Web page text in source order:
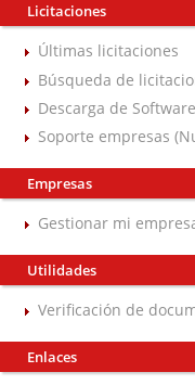
Licitaciones
Últimas licitaciones
Búsqueda de
Descarga de Software
Soporte empresas
Empresas
Gestionar mi
Utilidades
Verificación de
Enlaces